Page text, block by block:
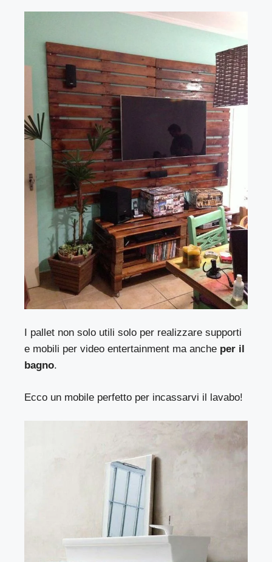
I pallet non solo utili solo per realizzare supporti
e mobili per video entertainment ma anche per il
bagno.
Ecco un mobile perfetto per incassarvi il lavabo!